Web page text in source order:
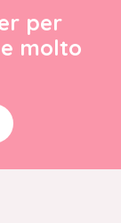
per
molto